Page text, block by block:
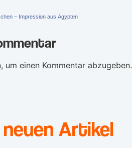
– Impression aus Ägypten
um einen Kommentar abzugeben.
neuen Artikel